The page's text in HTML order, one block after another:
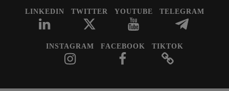
LINKEDIN TWITTER YOUTUBE TELEGRAM
INSTAGRAM FACEBOOK TIKTOK